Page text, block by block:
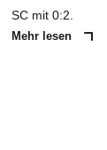
SC mit 0:2.
Mehr lesen